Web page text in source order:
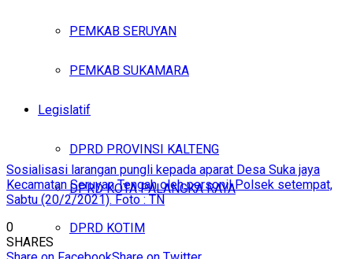
PEMKAB SERUYAN
PEMKAB SUKAMARA
Legislatif
DPRD PROVINSI KALTENG
DPRD KOTA PALANGKA RAYA
DPRD KOTIM
Sosialisasi larangan pungli kepada aparat Desa Suka jaya
Kecamatan Seruyan Tengah oleh personil Polsek setempat,
Sabtu (20/2/2021). Foto : TN
0
SHARES